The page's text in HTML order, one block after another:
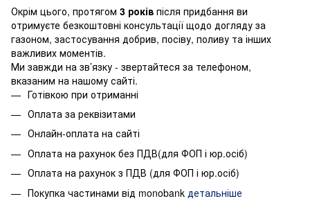
Окрім цього, протягом 3 років після придбання ви
отримуєте безкоштовні консультації щодо догляду за
газоном, застосування добрив, посіву, поливу та інших
важливих моментів.
Ми завжди на зв’язку - звертайтеся за телефоном,
вказаним на нашому сайті.
Готівкою при отриманні
Оплата за реквізитами
Онлайн-оплата на сайті
Оплата на рахунок без ПДВ(для ФОП і юр.осіб)
Оплата на рахунок з ПДВ (для ФОП і юр.осіб)
Покупка частинами від monobank детальніше